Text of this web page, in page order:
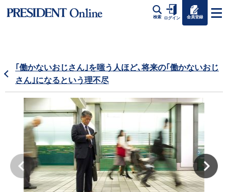
検索 ログイン 会員登録
｢働かないおじさん｣を嗤う人ほど､将来の｢働かないおじ
さん｣になるという理不尽